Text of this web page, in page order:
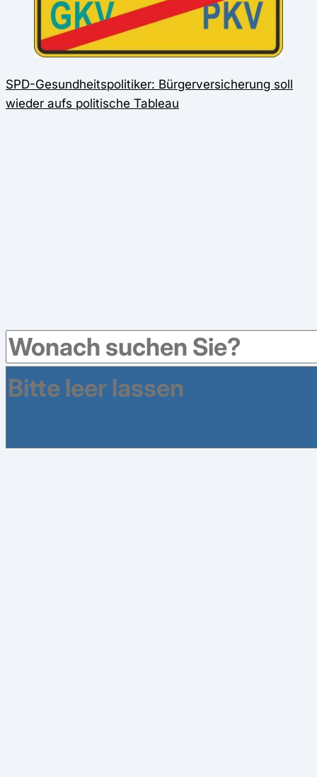
SPD-Gesundheitspolitiker: Bürgerversicherung soll
wieder aufs politische Tableau